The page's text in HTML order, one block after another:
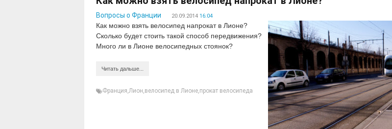
Вопросы о Франции 20.09.2014 16:04
Как можно взять велосипед напрокат в Лионе?
Сколько будет стоить такой способ передвижения?
Много ли в Лионе велосипедных стоянок?
Читать дальше...
Франция,Лион,велосипед в Лионе,прокат велосипеда